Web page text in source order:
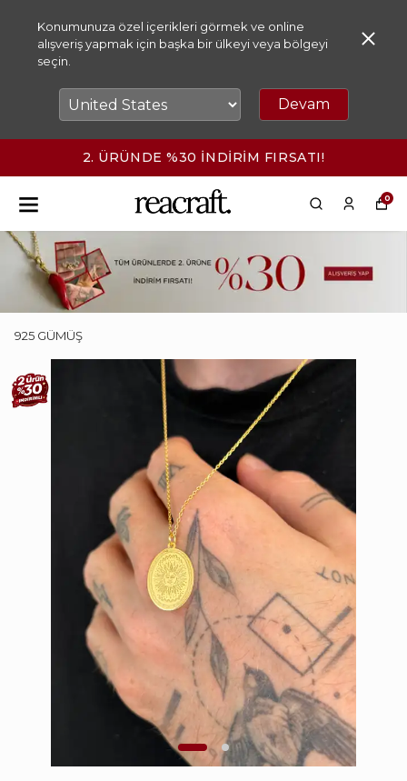
Konumunuza özel içerikleri görmek ve online
alışveriş yapmak için başka bir ülkeyi veya bölgeyi
seçin.
Devam
2. ÜRÜNDE %30 İNDİRİM FIRSATI!
0
925 GÜMÜŞ